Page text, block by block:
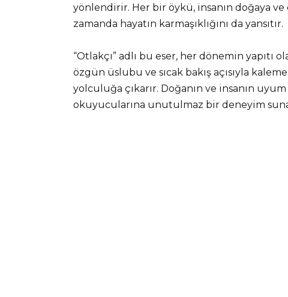
yönlendirir. Her bir öykü, insanın doğaya ve
zamanda hayatın karmaşıklığını da yansıtır.
“Otlakçı” adlı bu eser, her dönemin yapıtı
özgün üslubu ve sıcak bakış açısıyla
yolculuğa çıkarır. Doğanın ve insanın
okuyucularına unutulmaz bir deneyim